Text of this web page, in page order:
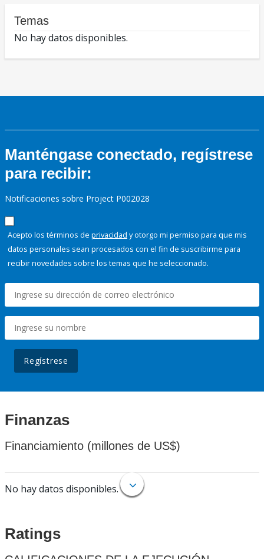
Temas
No hay datos disponibles.
Manténgase conectado, regístrese
para recibir:
Notificaciones sobre Project P002028
Acepto los términos de privacidad y otorgo mi permiso para que mis
datos personales sean procesados con el fin de suscribirme para
recibir novedades sobre los temas que he seleccionado.
Regístrese
Finanzas
Financiamiento (millones de US$)
No hay datos disponibles.
Ratings